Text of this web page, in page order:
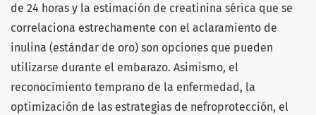
de 24 horas y la estimación de creatinina sérica que se
correlaciona estrechamente con el aclaramiento de
inulina (estándar de oro) son opciones que pueden
utilizarse durante el embarazo. Asimismo, el
reconocimiento temprano de la enfermedad, la
optimización de las estrategias de nefroprotección, el